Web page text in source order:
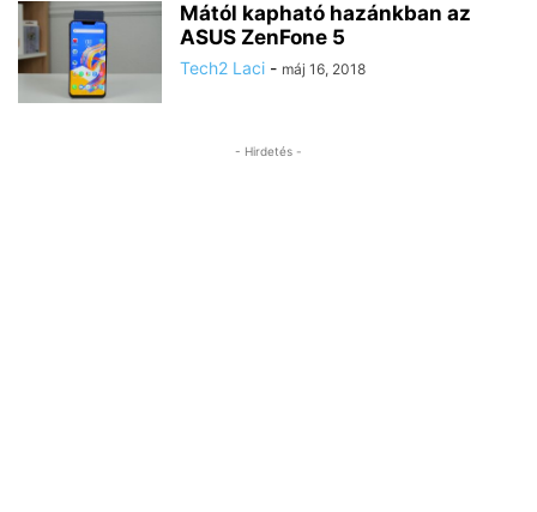
Mától kapható hazánkban az
ASUS ZenFone 5
Tech2 Laci - máj 16, 2018
- Hirdetés -